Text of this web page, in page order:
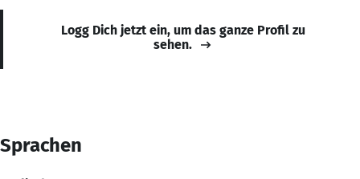
Logg Dich jetzt ein, um das ganze Profil zu
sehen.
Sprachen